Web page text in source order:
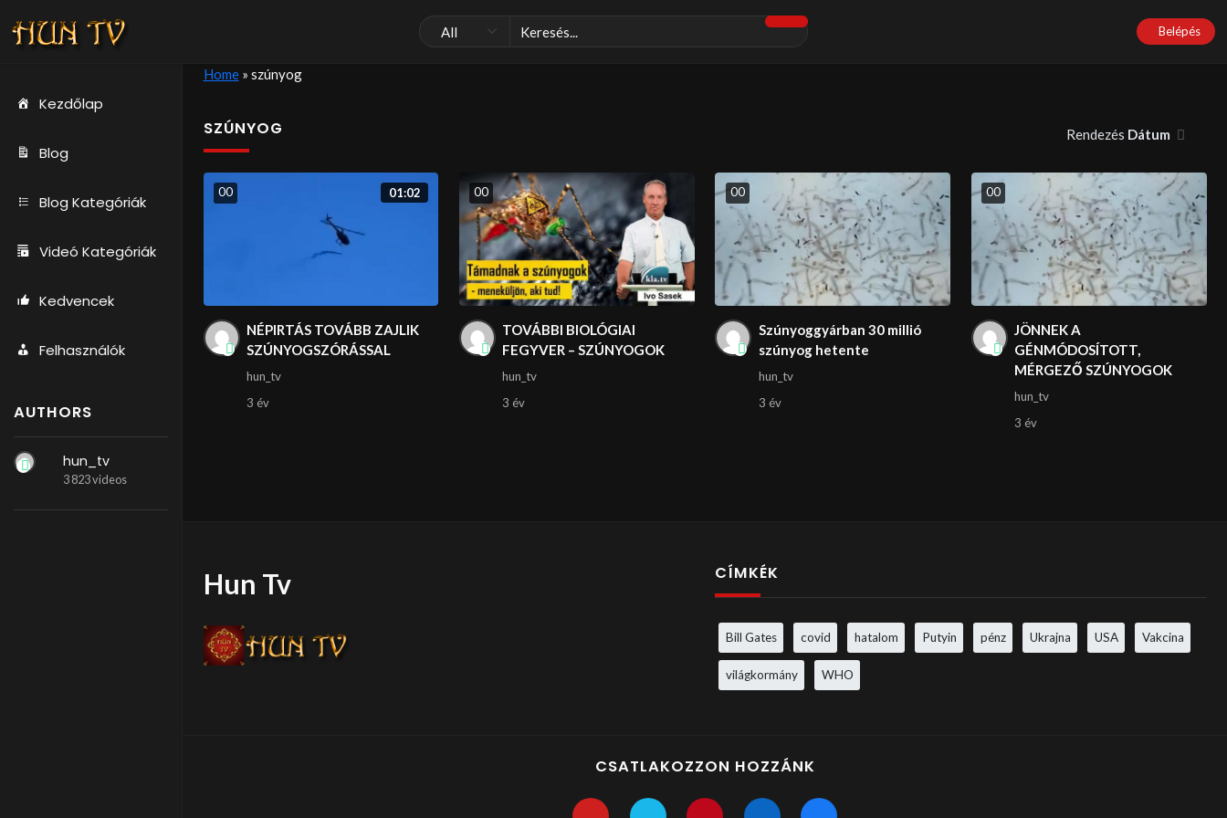
Belépés
Kezdőlap
Blog
Blog Kategóriák
Videó Kategóriák
Kedvencek
Felhasználók
AUTHORS
hun_tv
3 823 videos
Home» szúnyog
SZÚNYOG Rendezés Dátum
01:02
00
NÉPIRTÁS TOVÁBB ZAJLIK
SZÚNYOGSZÓRÁSSAL
hun_tv
3 év
00
TOVÁBBI BIOLÓGIAI
FEGYVER – SZÚNYOGOK
hun_tv
3 év
00
Szúnyoggyárban 30 millió
szúnyog hetente
hun_tv
3 év
00
JÖNNEK A
GÉNMÓDOSÍTOTT,
MÉRGEZŐ SZÚNYOGOK
hun_tv
3 év
Hun Tv CÍMKÉK
Bill Gates covid hatalom Putyin pénz Ukrajna USA Vakcina
világkormány WHO
CSATLAKOZZON HOZZÁNK